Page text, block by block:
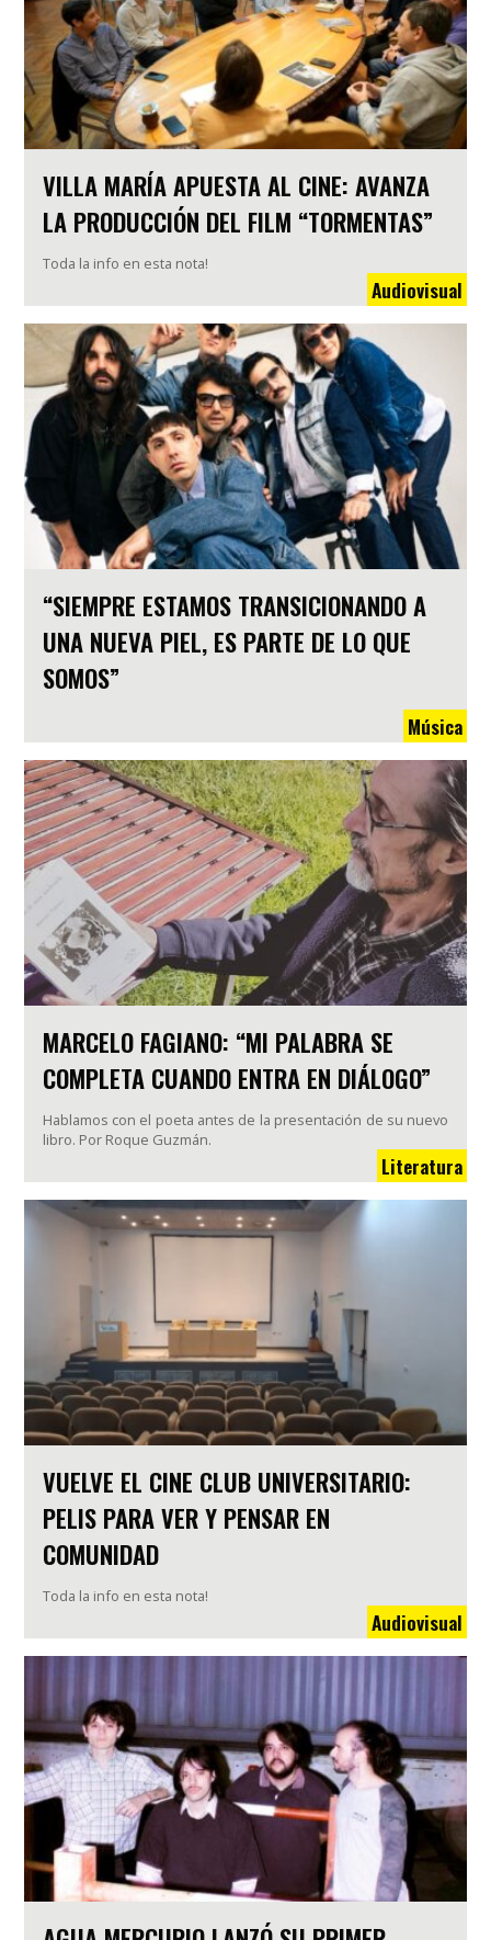
VILLA MARÍA APUESTA AL CINE: AVANZA
LA PRODUCCIÓN DEL FILM “TORMENTAS”
Toda la info en esta nota!
Audiovisual
“SIEMPRE ESTAMOS TRANSICIONANDO A
UNA NUEVA PIEL, ES PARTE DE LO QUE
SOMOS”
Música
MARCELO FAGIANO: “MI PALABRA SE
COMPLETA CUANDO ENTRA EN DIÁLOGO”
Hablamos con el poeta antes de la presentación de su nuevo
libro. Por Roque Guzmán.
Literatura
VUELVE EL CINE CLUB UNIVERSITARIO:
PELIS PARA VER Y PENSAR EN
COMUNIDAD
Toda la info en esta nota!
Audiovisual